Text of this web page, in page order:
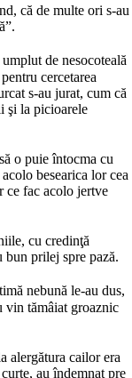
că de multe ori s-au
de nesocoteală
cercetarea
s-au jurat, cum că
şi la picioarele
o puie întocma cu
besearica lor cea
ce fac acolo jertve
cu credinţă
bun prilej spre pază.
nebună le-au dus,
vin tămâiat groaznic
alergătura cailor era
au îndemnat pre